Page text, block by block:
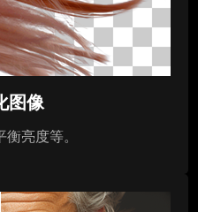
图像
亮度等。